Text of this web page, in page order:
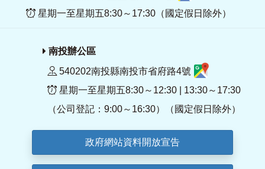
星期一至星期五8:30～17:30（國定假日除外）
南投辦公區
540202南投縣南投市省府路4號
星期一至星期五8:30～12:30 | 13:30～17:30
（公司登記：9:00～16:30）（國定假日除外）
政府網站資料開放宣告